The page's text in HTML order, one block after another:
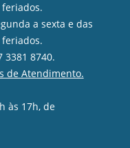
a sexta e das
3381 8740.
de Atendimento.
às 17h, de